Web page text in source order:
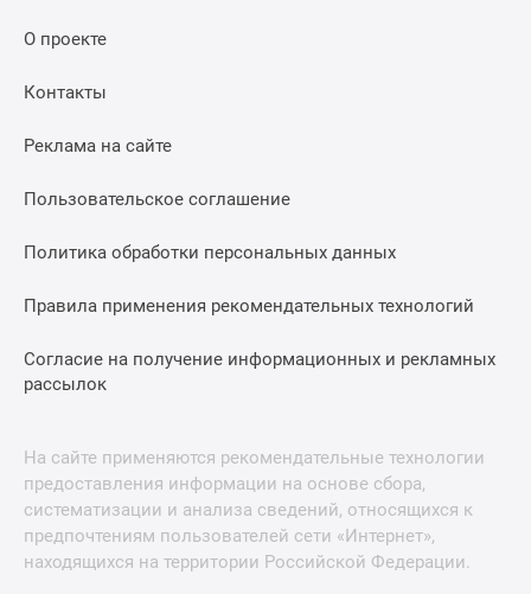
О проекте
Контакты
Реклама на сайте
Пользовательское соглашение
Политика обработки персональных данных
Правила применения рекомендательных технологий
Согласие на получение информационных и рекламных
рассылок
На сайте применяются рекомендательные технологии
предоставления информации на основе сбора,
систематизации и анализа сведений, относящихся к
предпочтениям пользователей сети «Интернет»,
находящихся на территории Российской Федерации.